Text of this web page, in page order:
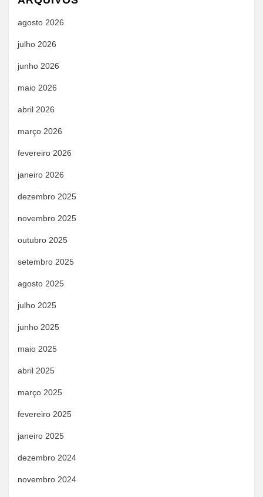
agosto 2026
julho 2026
junho 2026
maio 2026
abril 2026
março 2026
fevereiro 2026
janeiro 2026
dezembro 2025
novembro 2025
outubro 2025
setembro 2025
agosto 2025
julho 2025
junho 2025
maio 2025
abril 2025
março 2025
fevereiro 2025
janeiro 2025
dezembro 2024
novembro 2024